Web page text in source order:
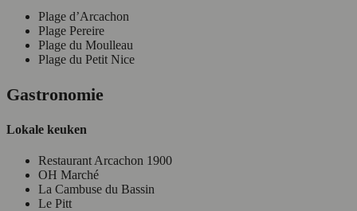
Plage d’Arcachon
Plage Pereire
Plage du Moulleau
Plage du Petit Nice
Gastronomie
Lokale keuken
Restaurant Arcachon 1900
OH Marché
La Cambuse du Bassin
Le Pitt